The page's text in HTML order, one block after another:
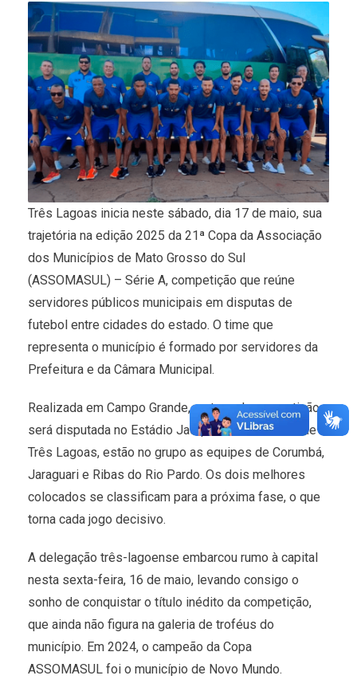
Três Lagoas inicia neste sábado, dia 17 de maio, sua
trajetória na edição 2025 da 21ª Copa da Associação
dos Municípios de Mato Grosso do Sul
(ASSOMASUL) – Série A, competição que reúne
servidores públicos municipais em disputas de
futebol entre cidades do estado. O time que
representa o município é formado por servidores da
Prefeitura e da Câmara Municipal.
Realizada em Campo Grande, a etapa da competição
será disputada no Estádio Jacques da Luz. Além de
Três Lagoas, estão no grupo as equipes de Corumbá,
Jaraguari e Ribas do Rio Pardo. Os dois melhores
colocados se classificam para a próxima fase, o que
torna cada jogo decisivo.
A delegação três-lagoense embarcou rumo à capital
nesta sexta-feira, 16 de maio, levando consigo o
sonho de conquistar o título inédito da competição,
que ainda não figura na galeria de troféus do
município. Em 2024, o campeão da Copa
ASSOMASUL foi o município de Novo Mundo.